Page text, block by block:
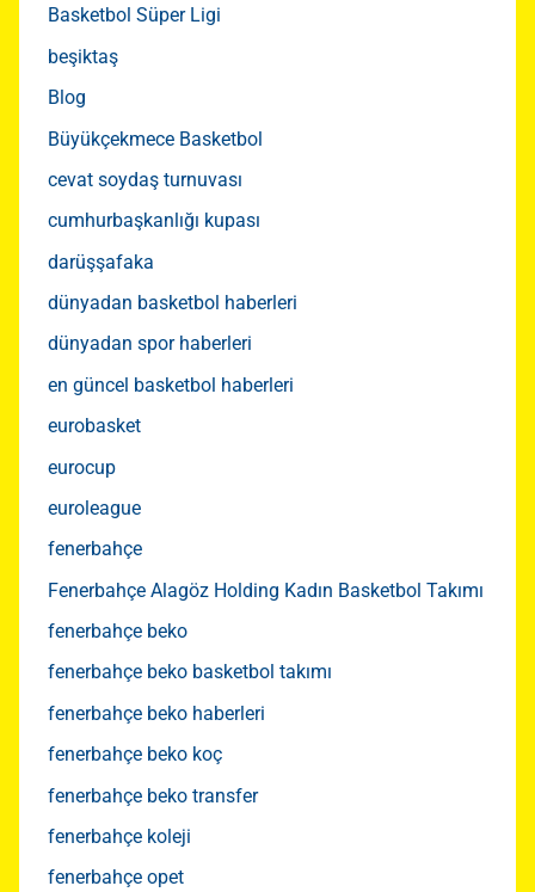
Basketbol Süper Ligi
beşiktaş
Blog
Büyükçekmece Basketbol
cevat soydaş turnuvası
cumhurbaşkanlığı kupası
darüşşafaka
dünyadan basketbol haberleri
dünyadan spor haberleri
en güncel basketbol haberleri
eurobasket
eurocup
euroleague
fenerbahçe
Fenerbahçe Alagöz Holding Kadın Basketbol Takımı
fenerbahçe beko
fenerbahçe beko basketbol takımı
fenerbahçe beko haberleri
fenerbahçe beko koç
fenerbahçe beko transfer
fenerbahçe koleji
fenerbahçe opet